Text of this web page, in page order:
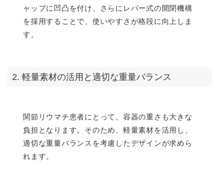
ャップに凹凸を付け、さらにレバー式の開閉機構
を採用することで、使いやすさが格段に向上しま
す。
2. 軽量素材の活用と適切な重量バランス
関節リウマチ患者にとって、容器の重さも大きな
負担となります。そのため、軽量素材を活用し、
適切な重量バランスを考慮したデザインが求めら
れます。